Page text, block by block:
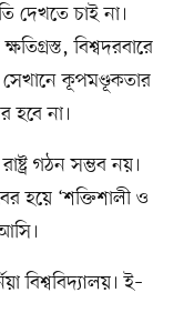
দেখতে চাই না।
বিশ্বদরবারে
কূপমণ্ডূকতার
হবে না।
গঠন সম্ভব নয়।
হয়ে ‘শক্তিশালী ও
বিশ্ববিদ্যালয়। ই–